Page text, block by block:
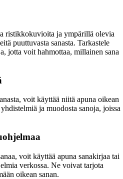
ristikkokuvioita ja ympärillä olevia
puuttuvasta sanasta. Tarkastele
jotta voit hahmottaa, millainen sana
voit käyttää niitä apuna oikean
ja muodosta sanoja, joissa
voit käyttää apuna sanakirjaa tai
verkossa. Ne voivat tarjota
oikean sanan.